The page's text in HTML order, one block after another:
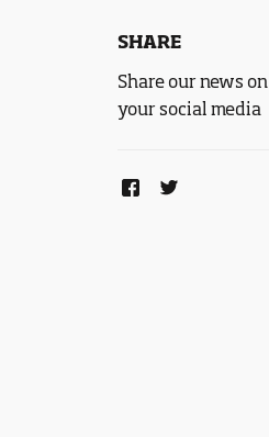
SHARE
Share our news on
your social media